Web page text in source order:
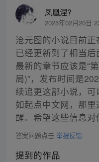
凤凰涅?
2025年02月20日
沧元图的小说目前
已经更新到了相当后
最新的章节应该是“
局)”，发布时间是
续追更这部小说，
如起点中文网，那
醒。希望这些信息对
答案问题点击 举报反馈
提到的作品